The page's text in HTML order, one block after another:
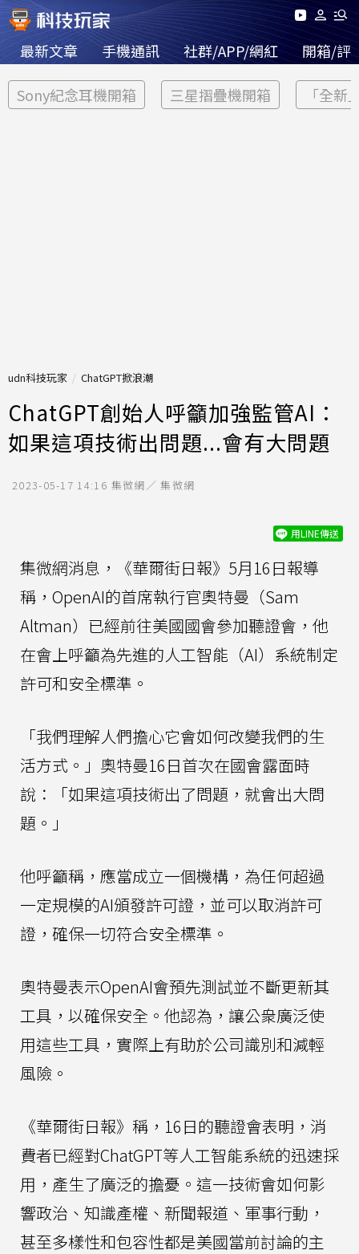
最新文章 手機通訊 社群/APP/網紅 開箱/評
Sony紀念耳機開箱 三星摺疊機開箱 「全新
udn科技玩家 ChatGPT掀浪潮
ChatGPT創始人呼籲加強監管AI：
如果這項技術出問題...會有大問題
2023-05-17 14:16 集微網／ 集微網
用LINE傳送
集微網消息，《華爾街日報》5月16日報導
稱，OpenAI的首席執行官奧特曼（Sam
Altman）已經前往美國國會參加聽證會，他
在會上呼籲為先進的人工智能（AI）系統制定
許可和安全標準。
「我們理解人們擔心它會如何改變我們的生
活方式。」奧特曼16日首次在國會露面時
說：「如果這項技術出了問題，就會出大問
題。」
他呼籲稱，應當成立一個機構，為任何超過
一定規模的AI頒發許可證，並可以取消許可
證，確保一切符合安全標準。
奧特曼表示OpenAI會預先測試並不斷更新其
工具，以確保安全。他認為，讓公衆廣泛使
用這些工具，實際上有助於公司識別和減輕
風險。
《華爾街日報》稱，16日的聽證會表明，消
費者已經對ChatGPT等人工智能系統的迅速採
用，產生了廣泛的擔憂。這一技術會如何影
響政治、知識產權、新聞報道、軍事行動，
甚至多樣性和包容性都是美國當前討論的主